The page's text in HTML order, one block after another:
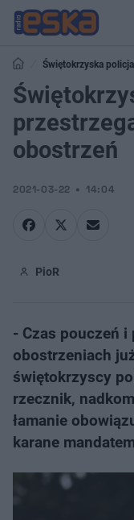
Świętokrzyska
obostrzeń
2021-03-22 14:04
PioR
- Czas pouczeń
obostrzeniach
świętokrzyscy
rzecznik,
łamanie
karane